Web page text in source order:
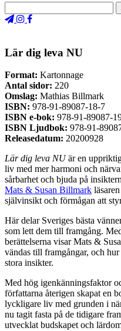
Lär dig leva NU
Format: Kartonnage
Antal sidor: 220
Omslag: Mathias Billmark
ISBN: 978-91-89087-18-7
ISBN e-bok: 978-91-89087-
ISBN Ljudbok: 978-91-
Releasedatum: 20200928
Lär dig leva NUär en
liv med mer harmoni och
sårbarhet och bjuda på
Mats & Susan Billmark
självinsikt och förmågan att
Här delar Sveriges bästa
som lett dem till framgång.
berättelserna visar Mats &
vändas till framgångar, och
stora insikter.
Med hög igenkänningsfaktor
författarna återigen skapat en
lyckligare liv med grunden i
nu tagit fasta på de tidigare
utvecklat budskapet och